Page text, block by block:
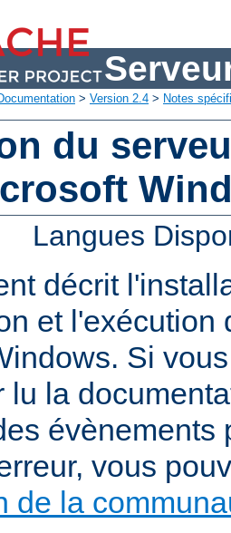
> Version 2.4 > Notes
du
Langues
décrit
et l'exécution
Si
lu la
évènements
vous
de la